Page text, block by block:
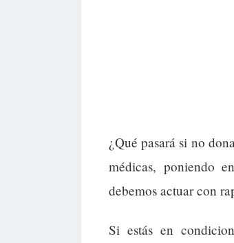
¿Qué pasará si no
médicas, poniendo
debemos actuar con
Si estás en